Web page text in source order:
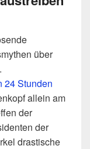
über
24 Stunden
allein am
der
der
drastische